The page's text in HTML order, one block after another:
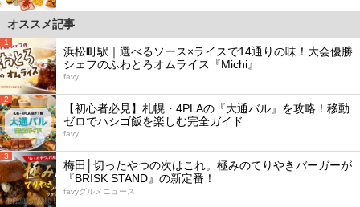
オススメ記事
1
浜松町駅｜選べるソース×ライスで14通りの味！大会優勝
シェフのふわとろオムライス『Michi』
favy
2
【初心者必見】札幌・4PLAの『大通バル』を攻略！移動
ゼロでハシゴ飯を楽しむ完全ガイド
favy
3
梅田│切ったやつの次はこれ。極みのてりやきバーガーが
『BRISK STAND』の新定番！
favyグルメニュース